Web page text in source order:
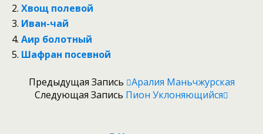
Хвощ полевой
Иван-чай
Аир болотный
Шафран посевной
Предыдущая Запись
Аралия Маньчжурская
Следующая Запись Пион Уклоняющийся